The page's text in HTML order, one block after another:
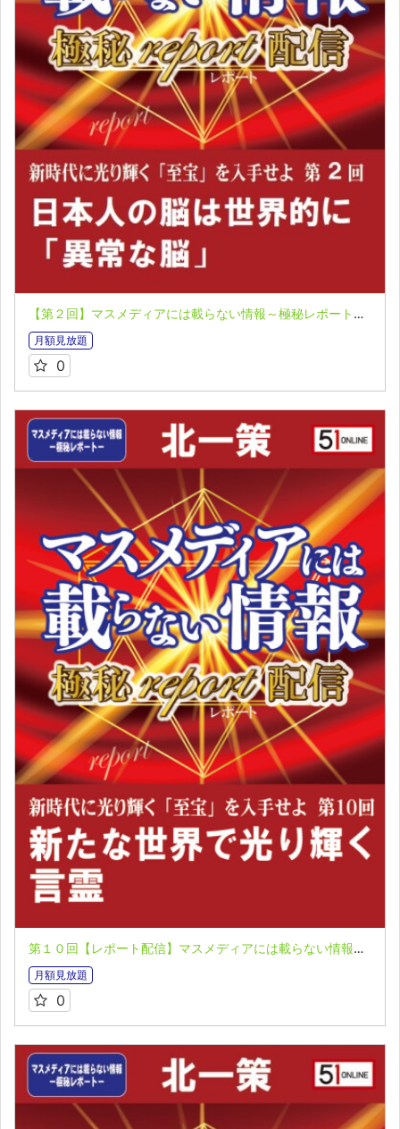
【第２回】マスメディアには載らない情報～極秘レポート～全１０回 北一策
月額見放題
0
第１０回【レポート配信】マスメディアには載らない情報～極秘レポート～ 北一策
月額見放題
0